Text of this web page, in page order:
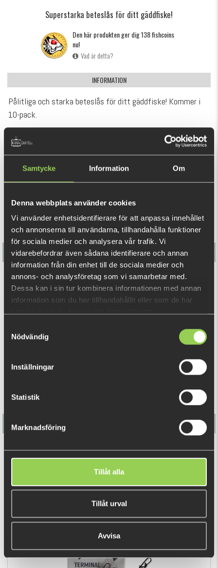
Samtycke Information Om
Denna webbplats använder cookies
Vi använder enhetsidentifierare för att anpassa innehållet
och annonserna till användarna, tillhandahålla funktioner
för sociala medier och analysera vår trafik. Vi
vidarebefordrar även sådana identifierare och annan
information från din enhet till de sociala medier och
annons- och analysföretag som vi samarbetar med.
Dessa kan i sin tur kombinera informationen med annan
information som du har tillhandahållit eller som de har
Nödvändig
Inställningar
Statistik
Marknadsföring
Tillåt alla
Tillåt urval
Avvisa
Superstarka beteslås för ditt gäddfiske!
Den här produkten ger dig 138 fishcoins
nu!
Vad är detta?
INFORMATION
Pålitliga och starka beteslås för ditt gäddfiske! Kommer i
10-pack.
REKOMMENDERADE PRODUKTER
M-WAR Clip Weight Box Combo blysänken 15pcs
179 kr
M-WAR Lekande 10-pack
49 kr
DU TITTADE NYLIGEN PÅ